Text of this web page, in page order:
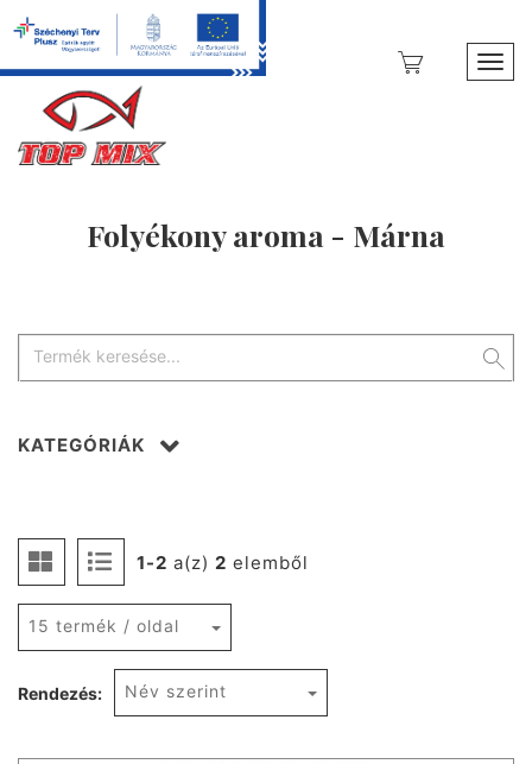
Folyékony aroma - Márna
1-2 a(z) 2 elemből
15 termék / oldal
Rendezés: Név szerint
KATEGÓRIÁK